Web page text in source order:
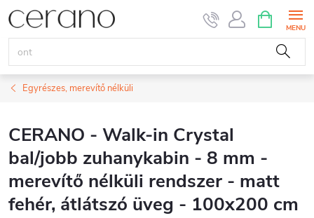
Ugrás
KOSÁR
Egyrészes, merevítő nélküli
CERANO - Walk-in Crystal
bal/jobb zuhanykabin - 8 mm -
merevítő nélküli rendszer - matt
fehér, átlátszó üveg - 100x200 cm